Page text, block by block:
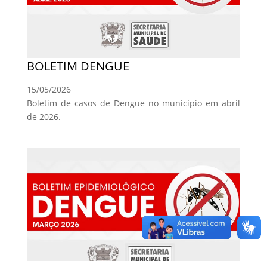
BOLETIM DENGUE
15/05/2026
Boletim de casos de Dengue no município em abril
de 2026.